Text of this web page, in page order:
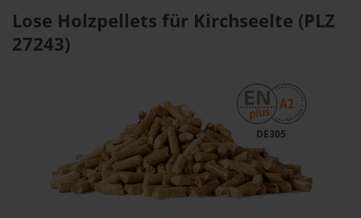
Lose Holzpellets für Kirchseelte (PLZ
27243)
DE305